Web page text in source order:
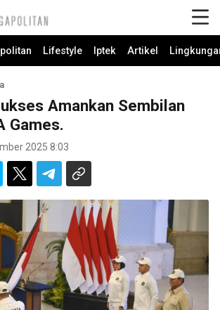
Lifestyle Iptek Artikel
Amankan Sembilan
Games.
2025 8:03